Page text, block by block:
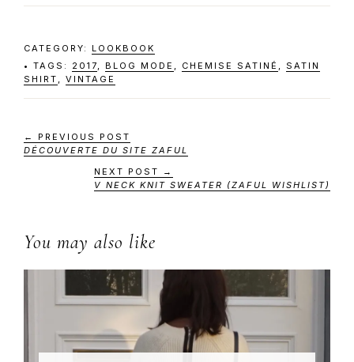
CATEGORY: LOOKBOOK
TAGS: 2017, BLOG MODE , CHEMISE SATINÉ , SATIN
SHIRT , VINTAGE
← PREVIOUS POST
DÉCOUVERTE DU SITE ZAFUL
NEXT POST →
V NECK KNIT SWEATER (ZAFUL WISHLIST)
You may also like